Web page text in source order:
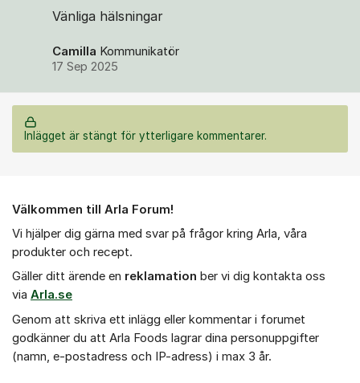
Vänliga hälsningar
Camilla Kommunikatör
17 Sep 2025
Inlägget är stängt för ytterligare kommentarer.
Välkommen till Arla Forum!
Vi hjälper dig gärna med svar på frågor kring Arla, våra
produkter och recept.
Gäller ditt ärende en reklamation ber vi dig kontakta oss
via Arla.se
Genom att skriva ett inlägg eller kommentar i forumet
godkänner du att Arla Foods lagrar dina personuppgifter
(namn, e-postadress och IP-adress) i max 3 år.